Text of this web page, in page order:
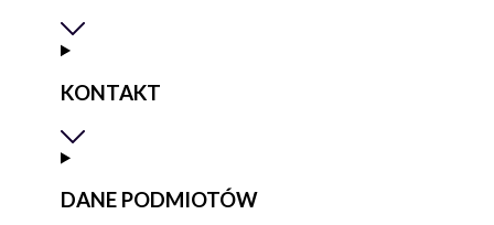
KONTAKT
DANE PODMIOTÓW